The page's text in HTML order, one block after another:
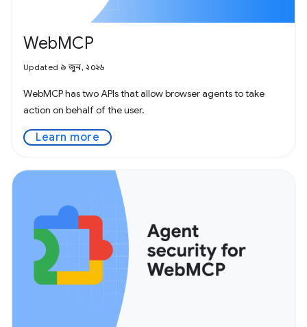
WebMCP
Updated ৯ জুন, ২০২৬
WebMCP has two APIs that allow browser agents to take
action on behalf of the user.
Learn more